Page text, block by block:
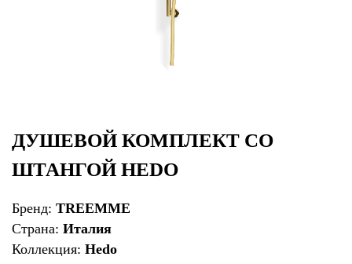
ДУШЕВОЙ КОМПЛЕКТ СО
ШТАНГОЙ HEDO
Бренд: TREEMME
Страна: Италия
Коллекция: Hedo